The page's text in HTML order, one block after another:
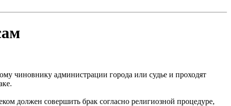
чиновнику администрации города или судье и проходят
должен совершить брак согласно религиозной процедуре,